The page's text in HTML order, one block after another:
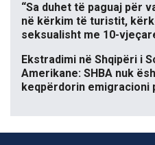
“Sa duhet të paguaj për
në kërkim të turistit,
seksualisht me 10-
Ekstradimi në Shqipëri i
Amerikane: SHBA nuk
keqpërdorin emigracioni